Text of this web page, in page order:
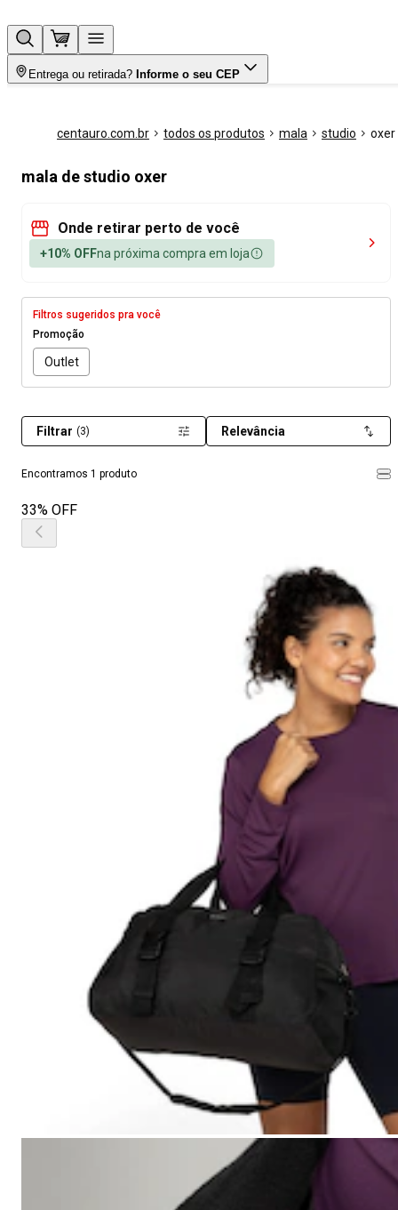
Entrega ou retirada? Informe o seu CEP
centauro.com.br todos os produtos mala studio oxer
mala de studio oxer
Onde retirar perto de você
+10% OFFna próxima compra em loja
Filtros sugeridos pra você
Promoção
Outlet
Encontramos 1 produto
Filtrar (3) Relevância
33% OFF